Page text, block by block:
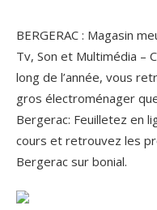
BERGERAC : Magasin
Tv, Son et Multimédia –
long de l’année, vous
gros électroménager
Bergerac: Feuilletez en
cours et retrouvez les
Bergerac sur bonial.